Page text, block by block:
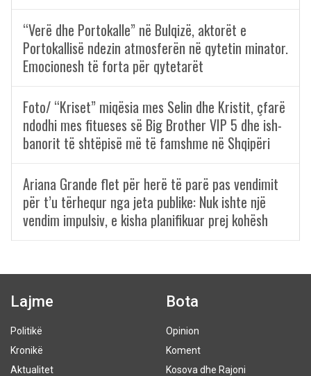
“Verë dhe Portokalle” në Bulqizë, aktorët e
Portokallisë ndezin atmosferën në qytetin minator.
Emocionesh të forta për qytetarët
Foto/ “Kriset” miqësia mes Selin dhe Kristit, çfarë
ndodhi mes fitueses së Big Brother VIP 5 dhe ish-
banorit të shtëpisë më të famshme në Shqipëri
Ariana Grande flet për herë të parë pas vendimit
për t’u tërhequr nga jeta publike: Nuk ishte një
vendim impulsiv, e kisha planifikuar prej kohësh
Lajme
Politikë
Kronikë
Aktualitet
Bota
Opinion
Koment
Kosova dhe Rajoni